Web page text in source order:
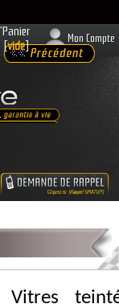
Panier
[vide]
Mon Compte
Vitres